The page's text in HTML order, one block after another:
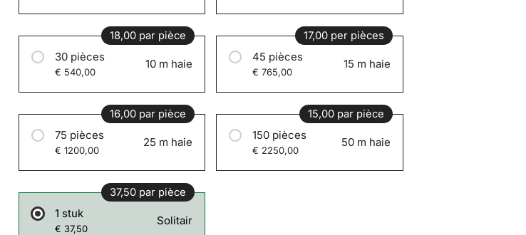
18,00 par pièce
30 pièces
€ 540,00
10 m haie
17,00 per pièces
45 pièces
€ 765,00
15 m haie
16,00 par pièce
75 pièces
€ 1200,00
25 m haie
15,00 par pièce
150 pièces
€ 2250,00
50 m haie
37,50 par pièce
1 stuk
€ 37,50
Solitair